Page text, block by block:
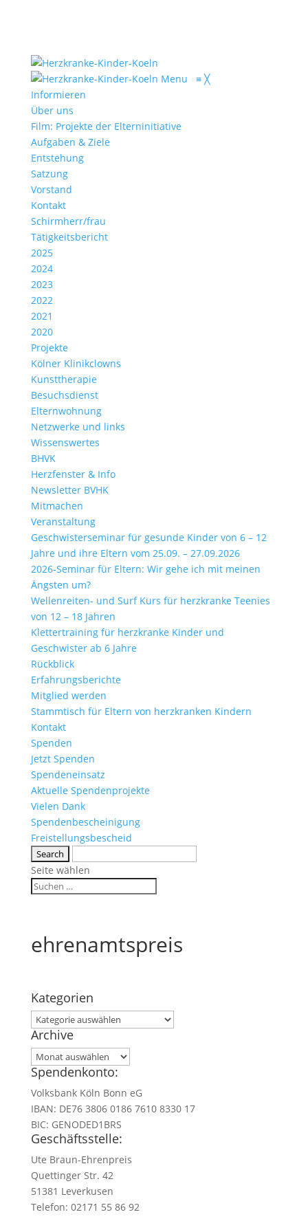
Menu ≡ ╳
Informieren
Über uns
Film: Projekte der Elterninitiative
Aufgaben & Ziele
Entstehung
Satzung
Vorstand
Kontakt
Schirmherr/frau
Tätigkeitsbericht
2025
2024
2023
2022
2021
2020
Projekte
Kölner Klinikclowns
Kunsttherapie
Besuchsdienst
Elternwohnung
Netzwerke und links
Wissenswertes
BHVK
Herzfenster & Info
Newsletter BVHK
Mitmachen
Veranstaltung
Geschwisterseminar für gesunde Kinder von 6 – 12
Jahre und ihre Eltern vom 25.09. – 27.09.2026
2026-Seminar für Eltern: Wir gehe ich mit meinen
Ängsten um?
Wellenreiten- und Surf Kurs für herzkranke Teenies
von 12 – 18 Jahren
Klettertraining für herzkranke Kinder und
Geschwister ab 6 Jahre
Rückblick
Erfahrungsberichte
Mitglied werden
Stammtisch für Eltern von herzkranken Kindern
Kontakt
Spenden
Jetzt Spenden
Spendeneinsatz
Aktuelle Spendenprojekte
Vielen Dank
Spendenbescheinigung
Freistellungsbescheid
Seite wählen
ehrenamtspreis
Kategorien
Kategorien
Archive
Archive
Spendenkonto:
Volksbank Köln Bonn eG
IBAN: DE76 3806 0186 7610 8330 17
BIC: GENODED1BRS
Geschäftsstelle:
Ute Braun-Ehrenpreis
Quettinger Str. 42
51381 Leverkusen
Telefon: 02171 55 86 92